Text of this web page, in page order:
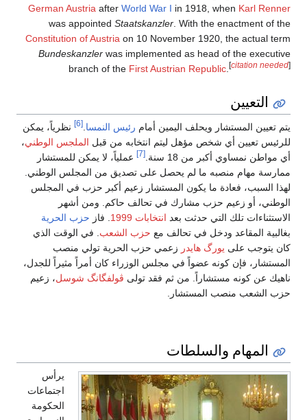
German Austria after World War I in 1918, when Karl Renner
was appointed Staatskanzler. With the enactment of the
Constitution of Austria on 10 November 1920, the actual term
Bundeskanzler was implemented as head of the executive
branch of the First Austrian Republic. [citation needed]
التعيين
يتم تعيين المستشار ويحلف اليمين أمام رئيس النمسا [6]
نظرياً، يمكن
للرئيس تعيين أي شخص مؤهل ليتم انتخابه من قبل الملجس الوطني،
أي مواطن نمساوي أكبر من 18 سنة.
[7]
عملياً، لا يمكن للمستشار
ممارسة مهام منصبه ما لم يحصل على تصديق من المجلس الوطني.
لهذا السبب، فعادة ما يكون المستشار زعيم أكبر حزب في المجلس
الوطني، أو زعيم حزب مشارك في تحالف حاكم. ومن أشهر
الاستثناءات تلك التي حدثت بعد انتخابات 1999 . فاز حزب الحرية
بغالبية المقاعد ودخل في تحالف مع حزب الشعب . في الوقت الذي
كان يتوجب على يورگ هايدر زعمي حزب الحرية تولي منصب
المستشار، فإن كونه عضواً في مجلس الوزراء كان أمراً مثيراً للجدل،
ناهيك عن كونه مستشاراً. من ثم فقد تولى ڤولفگانگ شوسل، زعيم
حزب الشعب منصب المستشار.
المهام والسلطات
يرأس
اجتماعات
الحكومة